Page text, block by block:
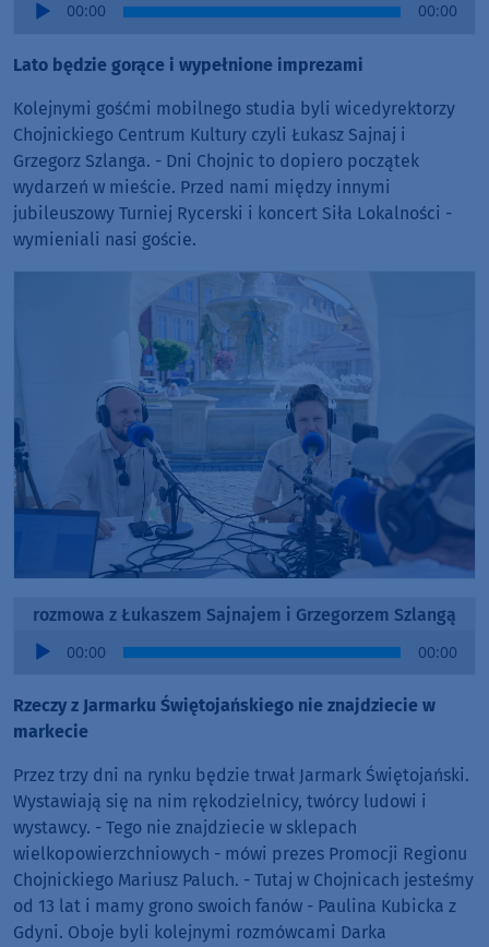
00:00 00:00
Lato będzie gorące i wypełnione imprezami
Kolejnymi gośćmi mobilnego studia byli wicedyrektorzy
Chojnickiego Centrum Kultury czyli Łukasz Sajnaj i
Grzegorz Szlanga. - Dni Chojnic to dopiero początek
wydarzeń w mieście. Przed nami między innymi
jubileuszowy Turniej Rycerski i koncert Siła Lokalności -
wymieniali nasi goście.
rozmowa z Łukaszem Sajnajem i Grzegorzem Szlangą
Audio
00:00 00:00
Rzeczy z Jarmarku Świętojańskiego nie znajdziecie w
markecie
Przez trzy dni na rynku będzie trwał Jarmark Świętojański.
Wystawiają się na nim rękodzielnicy, twórcy ludowi i
wystawcy. - Tego nie znajdziecie w sklepach
wielkopowierzchniowych - mówi prezes Promocji Regionu
Chojnickiego Mariusz Paluch. - Tutaj w Chojnicach jesteśmy
od 13 lat i mamy grono swoich fanów - Paulina Kubicka z
Gdyni. Oboje byli kolejnymi rozmówcami Darka